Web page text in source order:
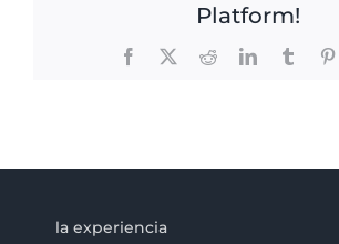
Platform!
Facebook RedditLinkedInTumblr
la experiencia